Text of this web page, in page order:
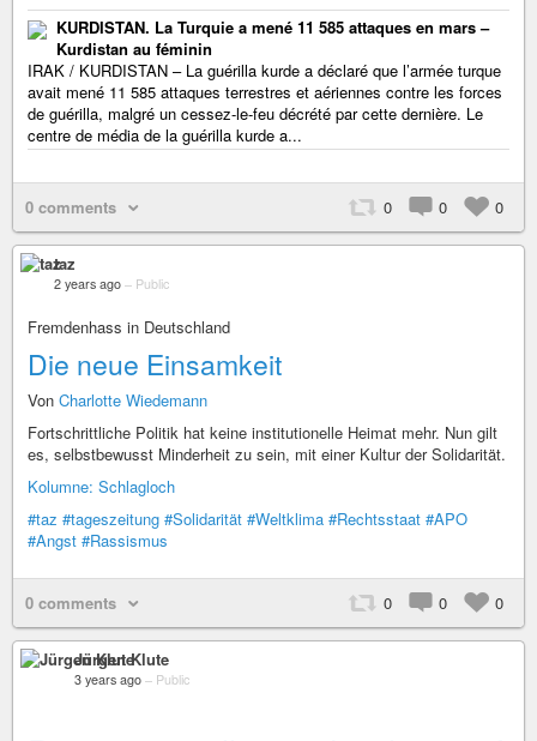
KURDISTAN. La Turquie a mené 11 585 attaques en mars –
Kurdistan au féminin
IRAK / KURDISTAN – La guérilla kurde a déclaré que l’armée turque
avait mené 11 585 attaques terrestres et aériennes contre les forces
de guérilla, malgré un cessez-le-feu décrété par cette dernière. Le
centre de média de la guérilla kurde a...
0 comments 0 0 0
taz
2 years ago – Public
Fremdenhass in Deutschland
Die neue Einsamkeit
Von Charlotte Wiedemann
Fortschrittliche Politik hat keine institutionelle Heimat mehr. Nun gilt
es, selbstbewusst Minderheit zu sein, mit einer Kultur der Solidarität.
Kolumne: Schlagloch
#taz #tageszeitung #Solidarität #Weltklima #Rechtsstaat #APO
#Angst #Rassismus
0 comments 0 0 0
Jürgen Klute
3 years ago – Public